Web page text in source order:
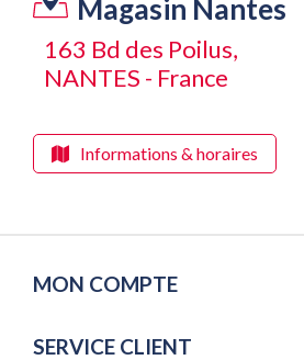
Magasin Nantes
163 Bd des Poilus,
NANTES - France
Informations & horaires
MON COMPTE
SERVICE CLIENT